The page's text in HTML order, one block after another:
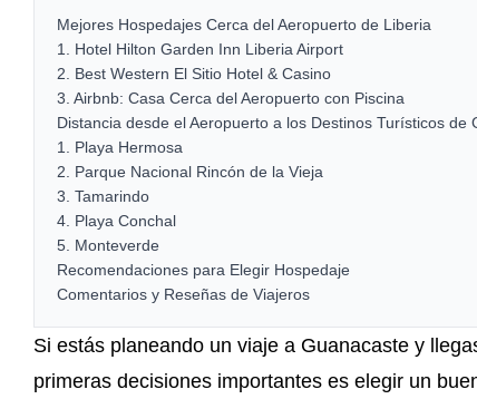
Mejores Hospedajes Cerca del Aeropuerto de Liberia
1. Hotel Hilton Garden Inn Liberia Airport
2. Best Western El Sitio Hotel & Casino
3. Airbnb: Casa Cerca del Aeropuerto con Piscina
Distancia desde el Aeropuerto a los Destinos Turísticos de
1. Playa Hermosa
2. Parque Nacional Rincón de la Vieja
3. Tamarindo
4. Playa Conchal
5. Monteverde
Recomendaciones para Elegir Hospedaje
Comentarios y Reseñas de Viajeros
Si estás planeando un viaje a Guanacaste y
primeras decisiones importantes es elegir un